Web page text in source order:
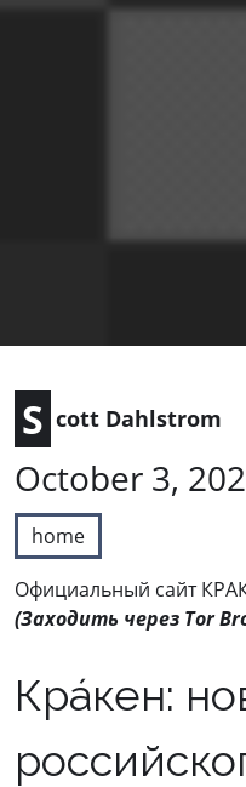
S cott Dahlstrom
October 3,
home
Официальный сайт
(Заходить через Tor
Кра́кен: